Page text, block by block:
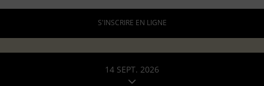
S'INSCRIRE EN LIGNE
14 SEPT. 2026